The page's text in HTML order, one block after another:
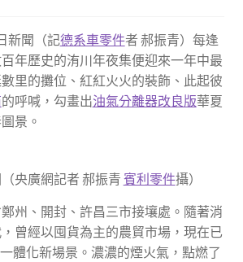
新聞（記德系車零件者 郝振青）每逢
年歷史的洧川年夜集便迎來一年中最
里的攤位、紅紅火火的裝飾、此起彼
的呼喊，勾畫出油氣分離器改良版華夏
景。
央廣網記者 郝振青 賓利零件攝）
州、開封、許昌三市接壤處。隨著消
曾經以囤貨為主的農貿市場，現在已
體化新場景。濃濃的煙火氣，點燃了